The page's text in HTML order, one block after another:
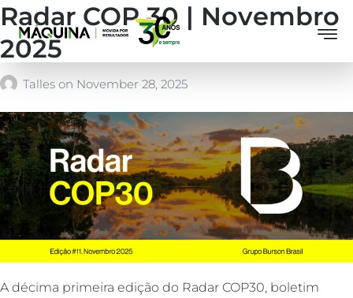
Radar COP 30 | Novembro
2025
Talles on November 28, 2025
A décima primeira edição do Radar COP30, boletim